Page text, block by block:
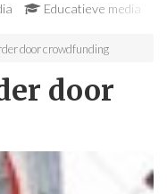
Educatieve media
door crowdfunding
door